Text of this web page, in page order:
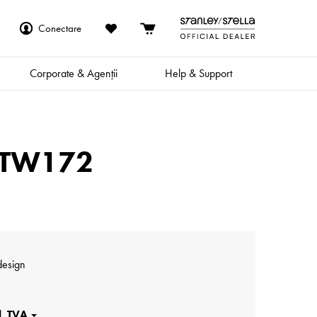
Conectare
Corporate & Agenții Help & Support